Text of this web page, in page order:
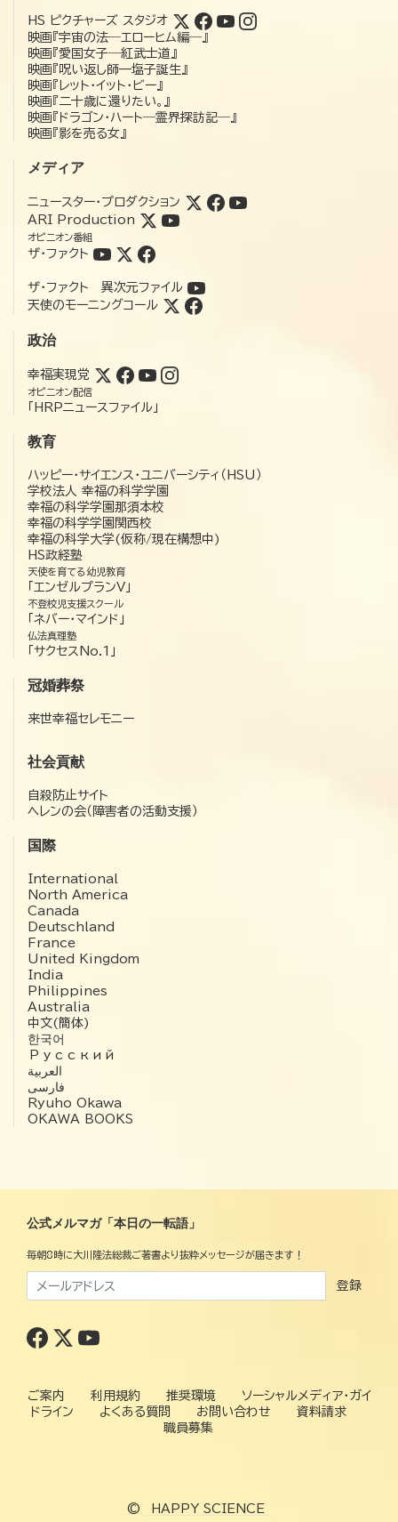
HS ピクチャーズ スタジオ
映画『宇宙の法―エローヒム編―』
映画『愛国女子―紅武士道』
映画『呪い返し師—塩子誕生』
映画『レット・イット・ビー』
映画『二十歳に還りたい。』
映画『ドラゴン・ハート―霊界探訪記―』
映画『影を売る女』
メディア
ニュースター・プロダクション
ARI Production
オピニオン番組
ザ・ファクト
ザ・ファクト 異次元ファイル
天使のモーニングコール
政治
幸福実現党
オピニオン配信
「HRPニュースファイル」
教育
ハッピー・サイエンス・ユニバーシティ（HSU）
学校法人 幸福の科学学園
幸福の科学学園那須本校
幸福の科学学園関西校
幸福の科学大学(仮称/現在構想中)
HS政経塾
天使を育てる幼児教育
「エンゼルプランV」
不登校児支援スクール
「ネバー・マインド」
仏法真理塾
「サクセスNo.1」
冠婚葬祭
来世幸福セレモニー
社会貢献
自殺防止サイト
ヘレンの会（障害者の活動支援）
国際
International
North America
Canada
Deutschland
France
United Kingdom
India
Philippines
Australia
中文(簡体)
한국어
Русский
العربية‏
فارسی
Ryuho Okawa
OKAWA BOOKS
公式メルマガ「本日の一転語」
毎朝8時に大川隆法総裁ご著書より抜粋メッセージが届きます！
登録
ご案内 利用規約 推奨環境
ソーシャルメディア・ガイ
ドライン
よくある質問 お問い合わせ
資料請求
職員募集
© HAPPY SCIENCE